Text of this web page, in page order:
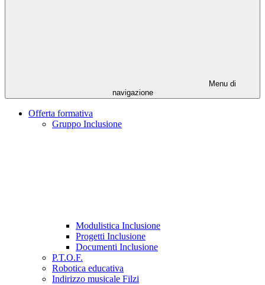
Menu di
navigazione
Offerta formativa
Gruppo Inclusione
Modulistica Inclusione
Progetti Inclusione
Documenti Inclusione
P.T.O.F.
Robotica educativa
Indirizzo musicale Filzi